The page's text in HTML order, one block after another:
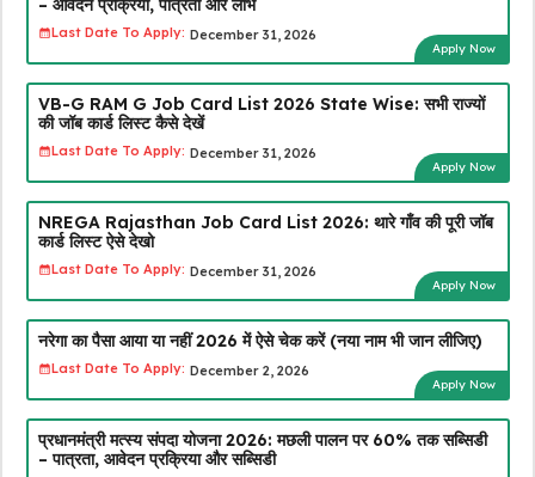
Last Date To Apply: December 31, 2026
Apply Now
VB-G RAM G Job Card List 2026 State Wise: सभी राज्यों
की जॉब कार्ड लिस्ट कैसे देखें
Last Date To Apply: December 31, 2026
Apply Now
NREGA Rajasthan Job Card List 2026: थारे गाँव की पूरी जॉब
कार्ड लिस्ट ऐसे देखो
Last Date To Apply: December 31, 2026
Apply Now
नरेगा का पैसा आया या नहीं 2026 में ऐसे चेक करें (नया नाम भी जान लीजिए)
Last Date To Apply: December 2, 2026
Apply Now
प्रधानमंत्री मत्स्य संपदा योजना 2026: मछली पालन पर 60% तक सब्सिडी
– पात्रता, आवेदन प्रक्रिया और सब्सिडी